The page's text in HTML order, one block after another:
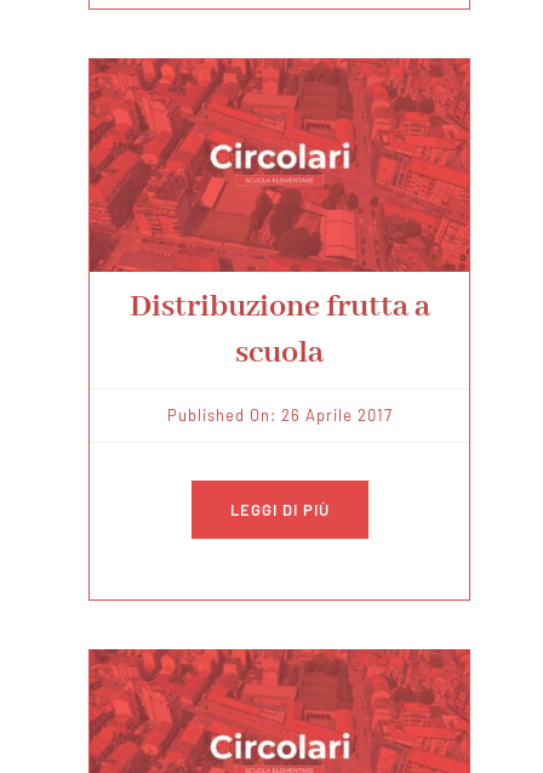
Distribuzione frutta a
scuola
Published On: 26 Aprile 2017
LEGGI DI PIÙ